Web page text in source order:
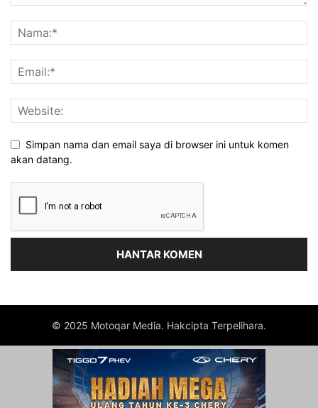
Simpan nama dan email saya di browser ini untuk komen
akan datang.
© 2025 Motoqar Media. Hakcipta Terpelihara.